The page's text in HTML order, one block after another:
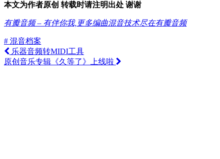
本文为作者原创 转载时请注明出处 谢谢
有瓣音频 – 有伴你我,更多编曲混音技术尽在有瓣音频
# 混音档案
乐器音频转MIDI工具
原创音乐专辑《久等了》上线啦